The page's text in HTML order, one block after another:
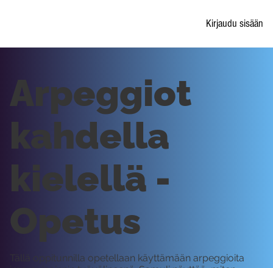
Kirjaudu sisään
Arpeggiot
kahdella
kielellä -
Opetus
Tällä oppitunnilla opetellaan käyttämään arpeggioita